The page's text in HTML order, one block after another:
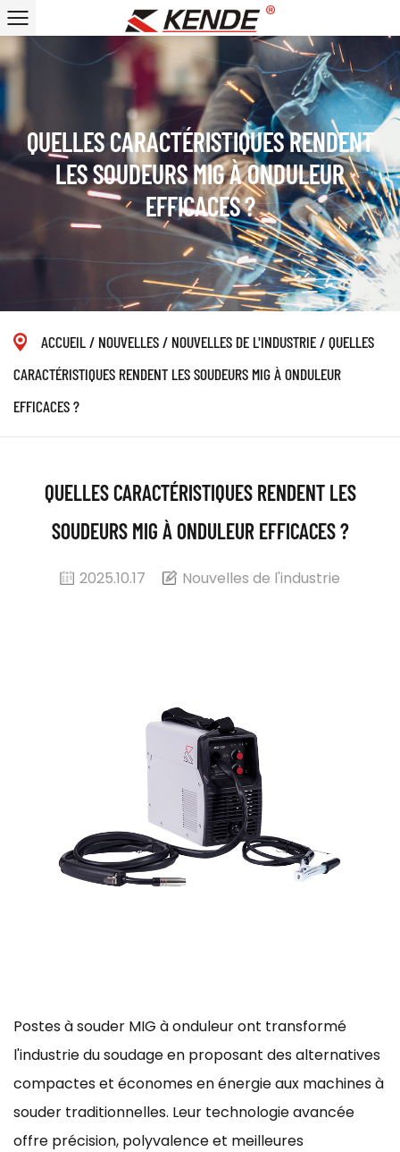
QUELLES CARACTÉRISTIQUES RENDENT
LES SOUDEURS MIG À ONDULEUR
EFFICACES ?
ACCUEIL/ NOUVELLES/ NOUVELLES DE L'INDUSTRIE/QUELLES
CARACTÉRISTIQUES RENDENT LES SOUDEURS MIG À ONDULEUR
EFFICACES ?
QUELLES CARACTÉRISTIQUES RENDENT LES
SOUDEURS MIG À ONDULEUR EFFICACES ?
2025.10.17 Nouvelles de l'industrie
Postes à souder MIG à onduleuront transformé
l'industrie du soudage en proposant des alternatives
compactes et économes en énergie aux machines à
souder traditionnelles. Leur technologie avancée
offre précision, polyvalence et meilleures